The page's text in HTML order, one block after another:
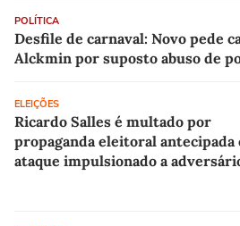
POLÍTICA
Desfile de carnaval: Novo pede
Alckmin por suposto abuso de
ELEIÇÕES
Ricardo Salles é multado por
propaganda eleitoral antecipada
ataque impulsionado a